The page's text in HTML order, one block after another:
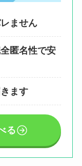
ません
匿名性で安
ます
る